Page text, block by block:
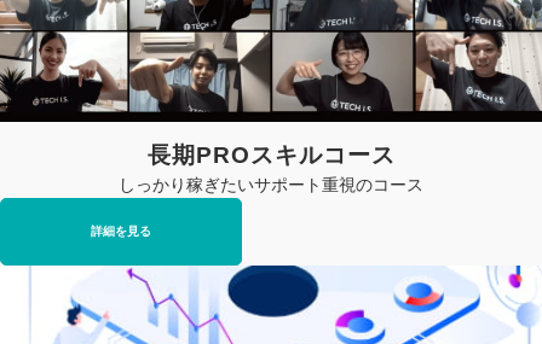
長期PROスキルコース
しっかり稼ぎたいサポート重視のコース
詳細を見る